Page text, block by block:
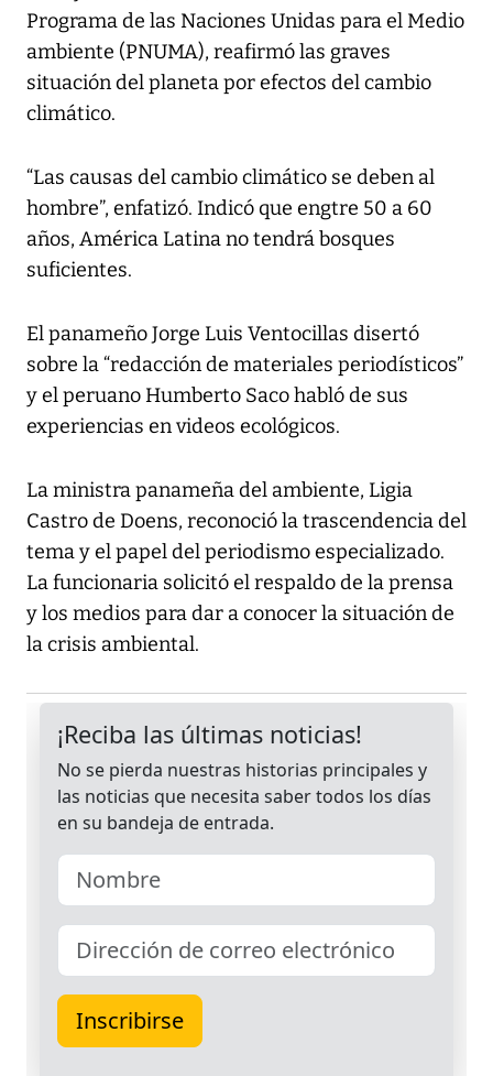
Programa de las Naciones Unidas para el Medio
ambiente (PNUMA), reafirmó las graves
situación del planeta por efectos del cambio
climático.
“Las causas del cambio climático se deben al
hombre”, enfatizó. Indicó que engtre 50 a 60
años, América Latina no tendrá bosques
suficientes.
El panameño Jorge Luis Ventocillas disertó
sobre la “redacción de materiales periodísticos”
y el peruano Humberto Saco habló de sus
experiencias en videos ecológicos.
La ministra panameña del ambiente, Ligia
Castro de Doens, reconoció la trascendencia del
tema y el papel del periodismo especializado.
La funcionaria solicitó el respaldo de la prensa
y los medios para dar a conocer la situación de
la crisis ambiental.